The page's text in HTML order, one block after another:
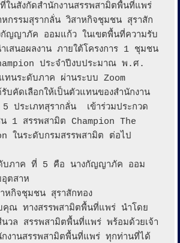
ในสังกัดสำนักงานสรรพสามิตพื้นที่แพร่
หกรรมสุรากลั่น วิสาหกิจชุมชน สุราสัก
ญญาภัค ออมแก้ว ในเขตพื้นที่ความรับ
เสนอผลงาน ภายใต้โครงการ 1 ชุมชน
ประจำปีงบประมาณ พ.ศ.
ทนระดับภาค ผ่านระบบ Zoom
คัดเลือกให้เป็นตัวแทนของสำนักงาน
ประเภทสุรากลั่น  เข้าร่วมประกวด
1 สรรพสามิต Champion The
ในระดับกรมสรรพสามิต ต่อไป
ดับภาค ที่ 5 คือ นางกัญญาภัค ออม
ตสาห
หกิจชุมชน สุราสักทอง
คุณ ทางสรรพสามิตพื้นที่แพร่ นำโดย
วล สรรพสามิตพื้นที่แพร่ พร้อมด้วยเจ้า
กงานสรรพสามิตพื้นที่แพร่ ทุกท่านที่ได้